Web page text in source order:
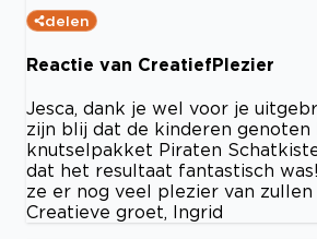
delen
Reactie van CreatiefPlezier
Jesca, dank je wel voor je
zijn blij dat de kinderen genoten
knutselpakket Piraten
dat het resultaat fantastisch
ze er nog veel plezier van
Creatieve groet, Ingrid